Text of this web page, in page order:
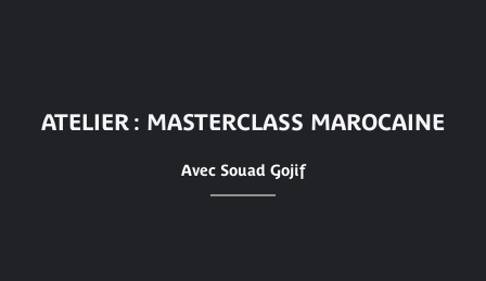
ATELIER : MASTERCLASS MAROCAINE
Avec Souad Gojif